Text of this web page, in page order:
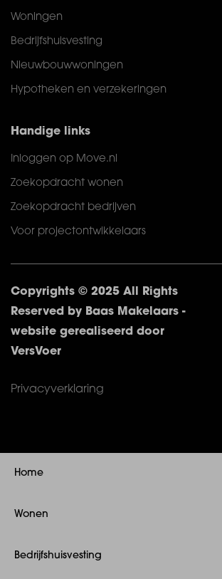
Woningen
Bedrijfshuisvesting
Nieuwbouwwoningen
Hypotheken en verzekeringen
Handige links
Inloggen op Move.nl
Zoekopdracht wonen
Zoekopdracht bedrijven
Voor projectontwikkelaars
Copyrights © 2025 All Rights
Reserved by Baas Makelaars -
website gerealiseerd door
VersVoer
Privacyverklaring
Home
Wonen
Bedrijfshuisvesting